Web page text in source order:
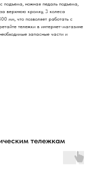
подъема, ножная педаль подъема,
верхнюю кромку, 3 колеса
мм, что позволяет работать с
тележки в интернет-магазине
запасные части и
тележкам